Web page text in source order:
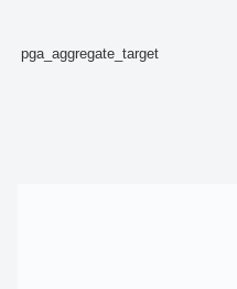
pga_aggregate_target